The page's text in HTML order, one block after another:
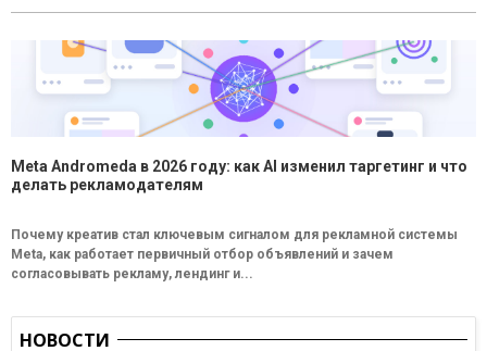
Meta Andromeda в 2026 году: как AI изменил таргетинг и что
делать рекламодателям
Почему креатив стал ключевым сигналом для рекламной системы
Meta, как работает первичный отбор объявлений и зачем
согласовывать рекламу, лендинг и...
НОВОСТИ